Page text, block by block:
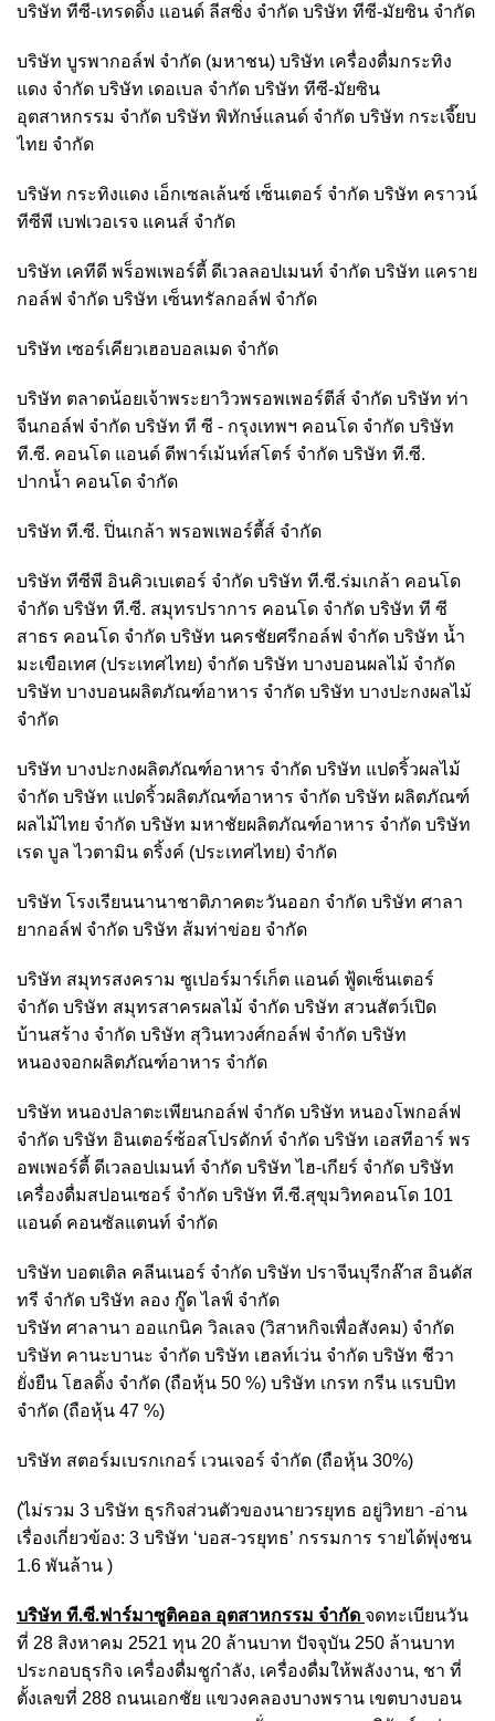
บริษัท ทีซี-เทรดดิ้ง แอนด์ ลีสซิ่ง จำกัด บริษัท ทีซี-มัยซิน จำกัด
บริษัท บูรพากอล์ฟ จำกัด (มหาชน) บริษัท เครื่องดื่มกระทิง
แดง จำกัด บริษัท เดอเบล จำกัด บริษัท ทีซี-มัยซิน
อุตสาหกรรม จำกัด บริษัท พิทักษ์แลนด์ จำกัด บริษัท กระเจี๊ยบ
ไทย จำกัด
บริษัท กระทิงแดง เอ็กเซลเล้นซ์ เซ็นเตอร์ จำกัด บริษัท คราวน์
ทีซีพี เบฟเวอเรจ แคนส์ จำกัด
บริษัท เคทีดี พร็อพเพอร์ตี้ ดีเวลลอปเมนท์ จำกัด บริษัท แคราย
กอล์ฟ จำกัด บริษัท เซ็นทรัลกอล์ฟ จำกัด
บริษัท เซอร์เคียวเฮอบอลเมด จำกัด
บริษัท ตลาดน้อยเจ้าพระยาวิวพรอพเพอร์ตีส์ จำกัด บริษัท ท่า
จีนกอล์ฟ จำกัด บริษัท ที ซี - กรุงเทพฯ คอนโด จำกัด บริษัท
ที.ซี. คอนโด แอนด์ ดีพาร์เม้นท์สโตร์ จำกัด บริษัท ที.ซี.
ปากน้ำ คอนโด จำกัด
บริษัท ที.ซี. ปิ่นเกล้า พรอพเพอร์ตี้ส์ จำกัด
บริษัท ทีซีพี อินคิวเบเตอร์ จำกัด บริษัท ที.ซี.ร่มเกล้า คอนโด
จำกัด บริษัท ที.ซี. สมุทรปราการ คอนโด จำกัด บริษัท ที ซี
สาธร คอนโด จำกัด บริษัท นครชัยศรีกอล์ฟ จำกัด บริษัท น้ำ
มะเขือเทศ (ประเทศไทย) จำกัด บริษัท บางบอนผลไม้ จำกัด
บริษัท บางบอนผลิตภัณฑ์อาหาร จำกัด บริษัท บางปะกงผลไม้
จำกัด
บริษัท บางปะกงผลิตภัณฑ์อาหาร จำกัด บริษัท แปดริ้วผลไม้
จำกัด บริษัท แปดริ้วผลิตภัณฑ์อาหาร จำกัด บริษัท ผลิตภัณฑ์
ผลไม้ไทย จำกัด บริษัท มหาชัยผลิตภัณฑ์อาหาร จำกัด บริษัท
เรด บูล ไวตามิน ดริ้งค์ (ประเทศไทย) จำกัด
บริษัท โรงเรียนนานาชาติภาคตะวันออก จำกัด บริษัท ศาลา
ยากอล์ฟ จำกัด บริษัท ส้มท่าข่อย จำกัด
บริษัท สมุทรสงคราม ซูเปอร์มาร์เก็ต แอนด์ ฟู้ดเซ็นเตอร์
จำกัด บริษัท สมุทรสาครผลไม้ จำกัด บริษัท สวนสัตว์เปิด
บ้านสร้าง จำกัด บริษัท สุวินทวงศ์กอล์ฟ จำกัด บริษัท
หนองจอกผลิตภัณฑ์อาหาร จำกัด
บริษัท หนองปลาตะเพียนกอล์ฟ จำกัด บริษัท หนองโพกอล์ฟ
จำกัด บริษัท อินเตอร์ซ้อสโปรดักท์ จำกัด บริษัท เอสทีอาร์ พร
อพเพอร์ตี้ ดีเวลอปเมนท์ จำกัด บริษัท ไฮ-เกียร์ จำกัด บริษัท
เครื่องดื่มสปอนเซอร์ จำกัด บริษัท ที.ซี.สุขุมวิทคอนโด 101
แอนด์ คอนซัลแตนท์ จำกัด
บริษัท บอตเติล คลีนเนอร์ จำกัด บริษัท ปราจีนบุรีกล๊าส อินดัส
ทรี จำกัด บริษัท ลอง กู๊ด ไลฟ์ จำกัด
บริษัท ศาลานา ออแกนิค วิลเลจ (วิสาหกิจเพื่อสังคม) จำกัด
บริษัท คานะบานะ จำกัด บริษัท เฮลท์เว่น จำกัด บริษัท ชีวา
ยั่งยืน โฮลดิ้ง จำกัด (ถือหุ้น 50 %) บริษัท เกรท กรีน แรบบิท
จำกัด (ถือหุ้น 47 %)
บริษัท สตอร์มเบรกเกอร์ เวนเจอร์ จำกัด (ถือหุ้น 30%)
(ไม่รวม 3 บริษัท ธุรกิจส่วนตัวของนายวรยุทธ อยู่วิทยา -อ่าน
เรื่องเกี่ยวข้อง: 3 บริษัท ‘บอส-วรยุทธ’ กรรมการ รายได้พุ่งชน
1.6 พันล้าน )
บริษัท ที.ซี.ฟาร์มาซูติคอล อุตสาหกรรม จำกัด จดทะเบียนวัน
ที่ 28 สิงหาคม 2521 ทุน 20 ล้านบาท ปัจจุบัน 250 ล้านบาท
ประกอบธุรกิจ เครื่องดื่มชูกำลัง, เครื่องดื่มให้พลังงาน, ชา ที่
ตั้งเลขที่ 288 ถนนเอกชัย แขวงคลองบางพราน เขตบางบอน